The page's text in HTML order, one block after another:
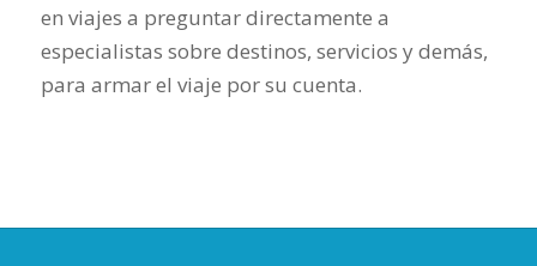
en viajes a preguntar directamente a
especialistas sobre destinos, servicios y demás,
para armar el viaje por su cuenta.